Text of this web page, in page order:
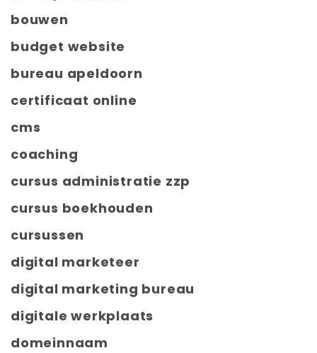
bouwen
budget website
bureau apeldoorn
certificaat online
cms
coaching
cursus administratie zzp
cursus boekhouden
cursussen
digital marketeer
digital marketing bureau
digitale werkplaats
domeinnaam